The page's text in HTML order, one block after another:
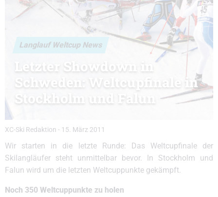
Langlauf Weltcup News
Letzter Showdown in
Schweden: Weltcupfinale in
Stockholm und Falun
XC-Ski Redaktion - 15. März 2011
Wir starten in die letzte Runde: Das Weltcupfinale der
Skilangläufer steht unmittelbar bevor. In Stockholm und
Falun wird um die letzten Weltcuppunkte gekämpft.
Noch 350 Weltcuppunkte zu holen